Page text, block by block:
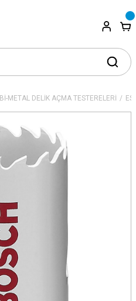
Bİ-METAL DELİK AÇMA TESTERELERİ